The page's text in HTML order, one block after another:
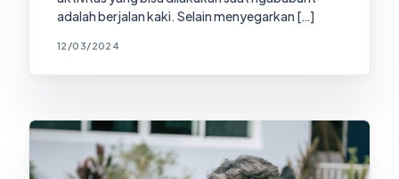
adalah berjalan kaki. Selain menyegarkan […]
12/03/2024